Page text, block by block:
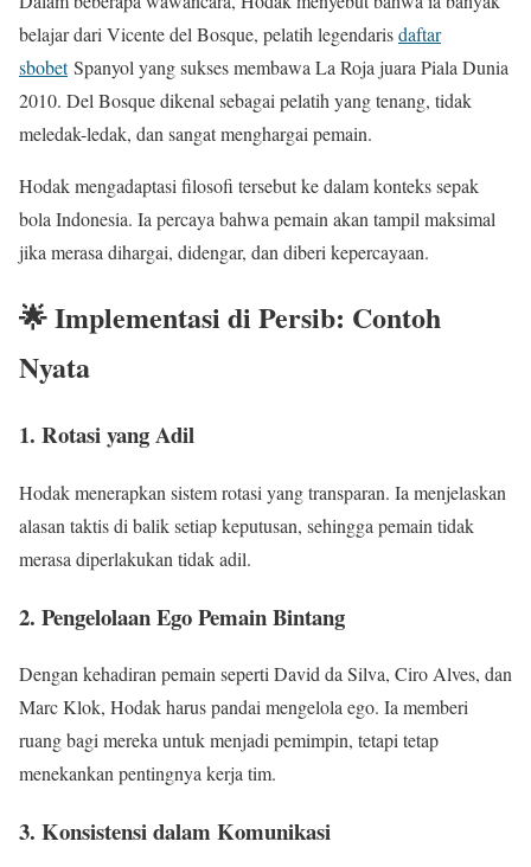
belajar dari Vicente del Bosque, pelatih legendarisdaftar
sbobetSpanyol yang sukses membawa La Roja juara Piala Dunia
2010. Del Bosque dikenal sebagai pelatih yang tenang, tidak
meledak-ledak, dan sangat menghargai pemain.
Hodak mengadaptasi filosofi tersebut ke dalam konteks sepak
bola Indonesia. Ia percaya bahwa pemain akan tampil maksimal
jika merasa dihargai, didengar, dan diberi kepercayaan.
🌟 Implementasi di Persib: Contoh
Nyata
1. Rotasi yang Adil
Hodak menerapkan sistem rotasi yang transparan. Ia menjelaskan
alasan taktis di balik setiap keputusan, sehingga pemain tidak
merasa diperlakukan tidak adil.
2. Pengelolaan Ego Pemain Bintang
Dengan kehadiran pemain seperti David da Silva, Ciro Alves, dan
Marc Klok, Hodak harus pandai mengelola ego. Ia memberi
ruang bagi mereka untuk menjadi pemimpin, tetapi tetap
menekankan pentingnya kerja tim.
3. Konsistensi dalam Komunikasi